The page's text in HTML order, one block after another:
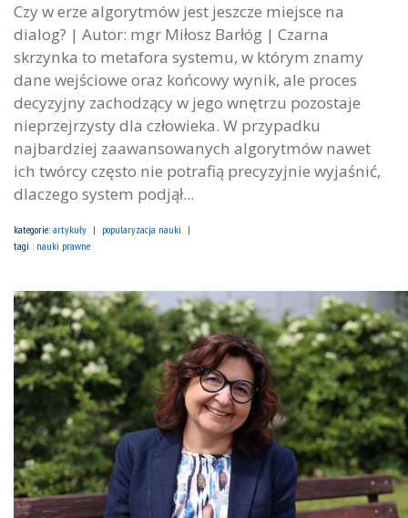
Czy w erze algorytmów jest jeszcze miejsce na
dialog? | Autor: mgr Miłosz Barłóg | Czarna
skrzynka to metafora systemu, w którym znamy
dane wejściowe oraz końcowy wynik, ale proces
decyzyjny zachodzący w jego wnętrzu pozostaje
nieprzejrzysty dla człowieka. W przypadku
najbardziej zaawansowanych algorytmów nawet
ich twórcy często nie potrafią precyzyjnie wyjaśnić,
dlaczego system podjął...
kategorie: artykuły
popularyzacja nauki
tagi : nauki prawne